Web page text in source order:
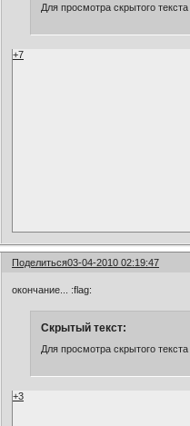
Для просмотра скрытого
+7
Поделиться03-04-2010 02:19:47
окончание... :flag:
Скрытый текст:
Для просмотра скрытого
+3